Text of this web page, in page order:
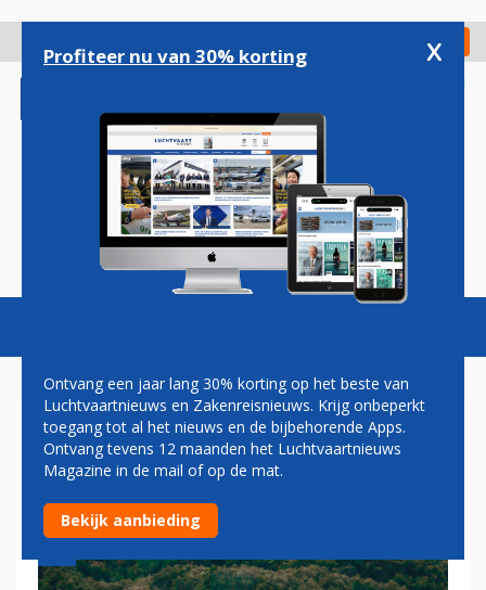
gaan
Check in
Magazine Podcasts Vacatures
EMBRAER SHOWT E190-E2
TECHSHARK IN VIETNAM
Profiteer nu van 30% korting x
Ontvang een jaar lang 30% korting op het beste van
Luchtvaartnieuws en Zakenreisnieuws. Krijg onbeperkt
toegang tot al het nieuws en de bijbehorende Apps.
Ontvang tevens 12 maanden het Luchtvaartnieuws
Magazine in de mail of op de mat.
Bekijk aanbieding